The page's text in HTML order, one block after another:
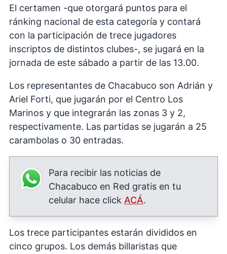
El certamen -que otorgará puntos para el
ránking nacional de esta categoría y contará
con la participación de trece jugadores
inscriptos de distintos clubes-, se jugará en la
jornada de este sábado a partir de las 13.00.
Los representantes de Chacabuco son Adrián y
Ariel Forti, que jugarán por el Centro Los
Marinos y que integrarán las zonas 3 y 2,
respectivamente. Las partidas se jugarán a 25
carambolas o 30 entradas.
Para recibir las noticias de
Chacabuco en Red gratis en tu
celular hace click ACÁ.
Los trece participantes estarán divididos en
cinco grupos. Los demás billaristas que